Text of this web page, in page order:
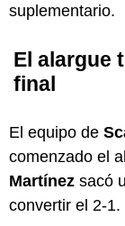
suplementario.
El alargue
final
El equipo de
comenzado el
Martínez sacó
convertir el 2-1.